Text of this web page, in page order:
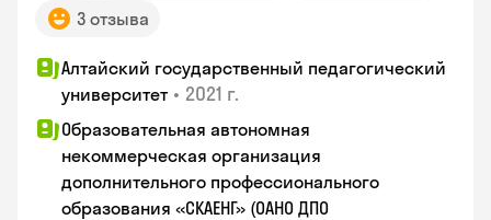
3 отзыва
Алтайский государственный педагогический
университет • 2021 г.
Образовательная автономная
некоммерческая организация
дополнительного профессионального
образования «СКАЕНГ» (ОАНО ДПО